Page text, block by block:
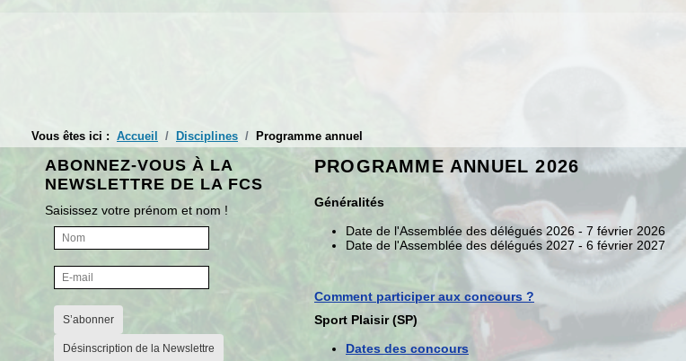
Vous êtes ici : Accueil Disciplines Programme annuel
ABONNEZ-VOUS À LA
NEWSLETTRE DE LA FCS
Saisissez votre prénom et nom !
S’abonner
Désinscription de la Newslettre
PROGRAMME ANNUEL 2026
Généralités
Date de l'Assemblée des délégués 2026 - 7 février 2026
Date de l'Assemblée des délégués 2027 - 6 février 2027
Comment participer aux concours ?
Sport Plaisir (SP)
Dates des concours